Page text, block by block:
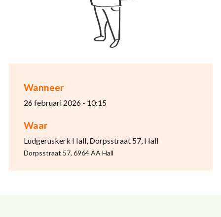
Wanneer
26 februari 2026 - 10:15
Waar
Ludgeruskerk Hall, Dorpsstraat 57, Hall
Dorpsstraat 57, 6964 AA Hall